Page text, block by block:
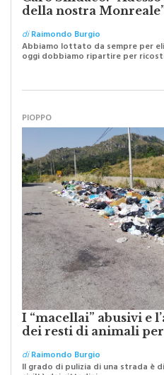
diRaimondo Burgio
Abbiamo lottato da sempre per
oggi dobbiamo ripartire per
I “macellai” abusivi e
dei resti di animali
diRaimondo Burgio
Il grado di pulizia di una strada è
civiltà dei cittadini